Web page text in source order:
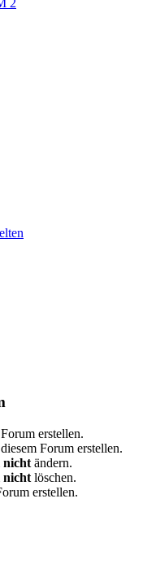
erstellen.
Forum erstellen.
nicht ändern.
nicht löschen.
erstellen.